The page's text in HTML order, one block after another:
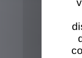
Un escalier neuf au
Le